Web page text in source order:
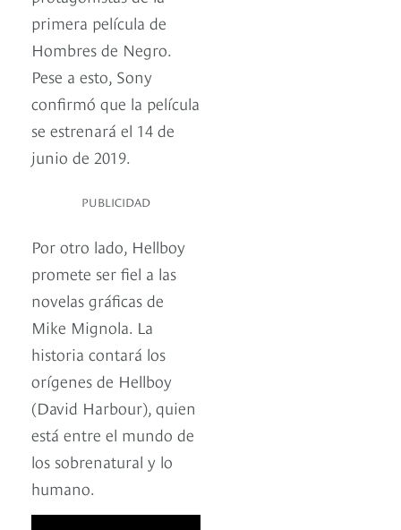
primera película de
Hombres de Negro.
Pese a esto, Sony
confirmó que la película
se estrenará el 14 de
junio de 2019.
PUBLICIDAD
Por otro lado, Hellboy
promete ser fiel a las
novelas gráficas de
Mike Mignola. La
historia contará los
orígenes de Hellboy
(David Harbour), quien
está entre el mundo de
los sobrenatural y lo
humano.